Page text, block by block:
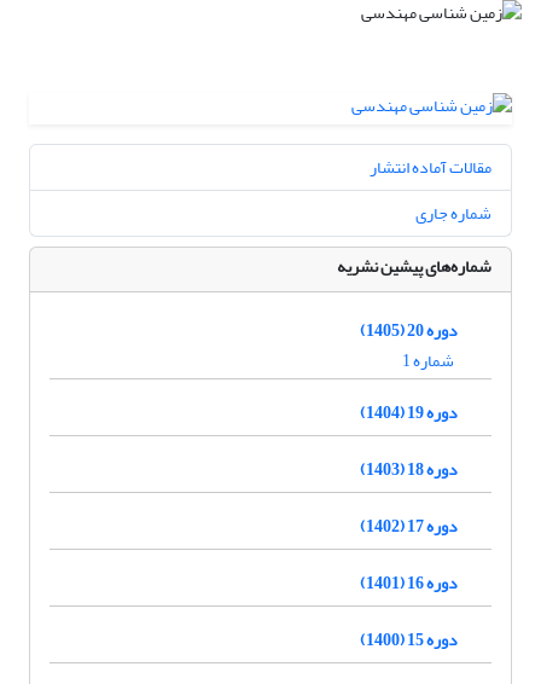
مقالات آماده انتشار
شماره جاری
شماره‌های پیشین نشریه
دوره 20 (1405)
شماره 1
دوره 19 (1404)
دوره 18 (1403)
دوره 17 (1402)
دوره 16 (1401)
دوره 15 (1400)